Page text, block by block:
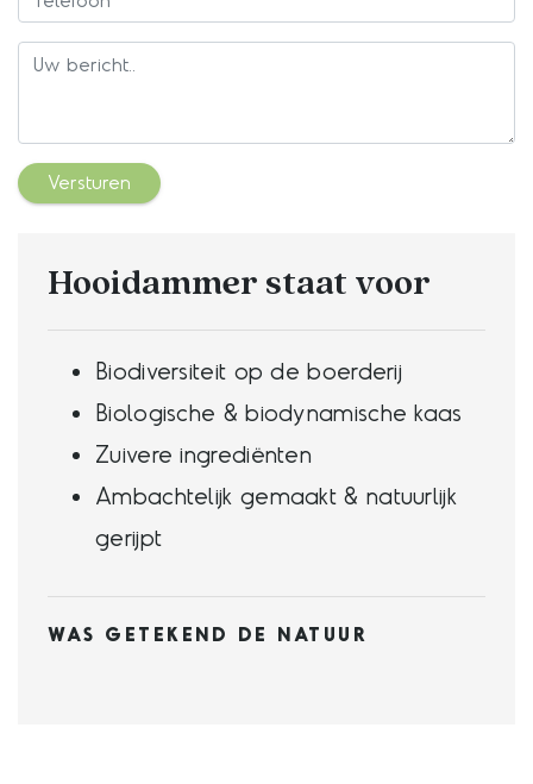
Versturen
Hooidammer staat voor
Biodiversiteit op de boerderij
Biologische & biodynamische kaas
Zuivere ingrediënten
Ambachtelijk gemaakt & natuurlijk
gerijpt
WAS GETEKEND DE NATUUR